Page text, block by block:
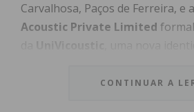
Carvalhosa, Paços de Ferreira, e
Acoustic Private Limited
anúncio teve lugar na prestigiada
CONTINUAR A